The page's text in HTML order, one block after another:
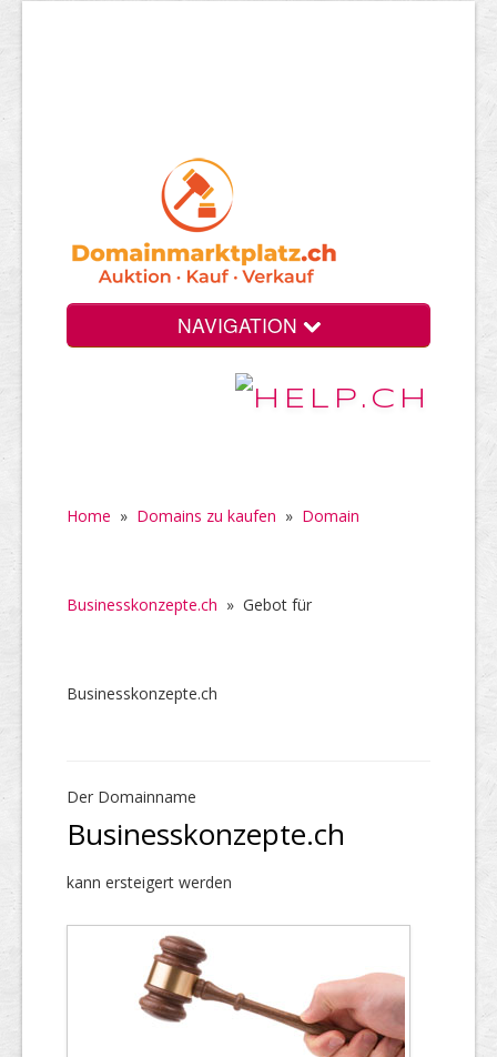
NAVIGATION
Home » Domains zu kaufen » Domain
Businesskonzepte.ch » Gebot für
Businesskonzepte.ch
Der Domainname
Businesskonzepte.ch
kann ersteigert werden